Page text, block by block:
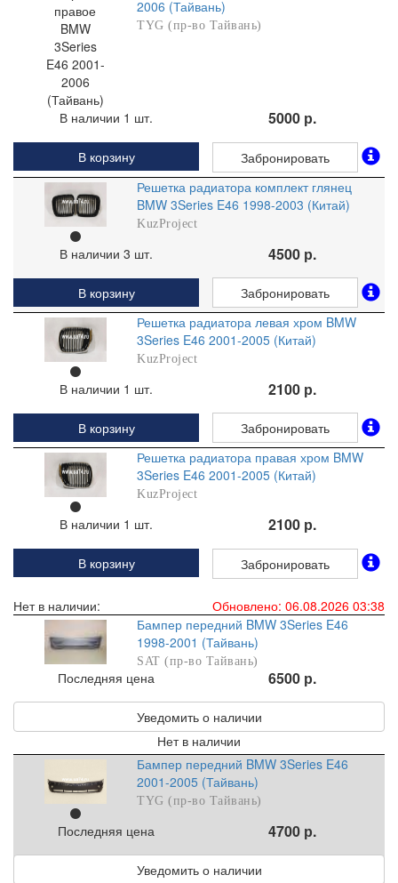
2006 (Тайвань)
TYG (пр-во Тайвань)
В наличии 1 шт. 5000 р.
В корзину
Забронировать
Решетка радиатора комплект глянец
BMW 3Series E46 1998-2003 (Китай)
KuzProject
В наличии 3 шт. 4500 р.
В корзину
Забронировать
Решетка радиатора левая хром BMW
3Series E46 2001-2005 (Китай)
KuzProject
В наличии 1 шт. 2100 р.
В корзину
Забронировать
Решетка радиатора правая хром BMW
3Series E46 2001-2005 (Китай)
KuzProject
В наличии 1 шт. 2100 р.
В корзину Забронировать
Нет в наличии:
Обновлено: 06.08.2026 03:38
Бампер передний BMW 3Series E46
1998-2001 (Тайвань)
SAT (пр-во Тайвань)
Последняя цена 6500 р.
Уведомить о наличии
Нет в наличии
Бампер передний BMW 3Series E46
2001-2005 (Тайвань)
TYG (пр-во Тайвань)
Последняя цена 4700 р.
Уведомить о наличии